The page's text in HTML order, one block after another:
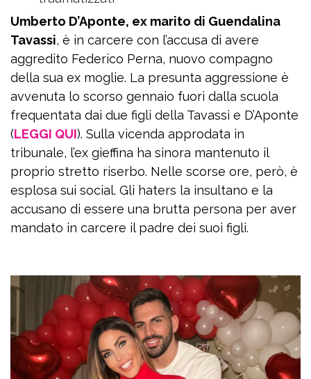
Umberto D’Aponte, ex marito di Guendalina
Tavassi, è in carcere con l’accusa di avere
aggredito Federico Perna, nuovo compagno
della sua ex moglie. La presunta aggressione è
avvenuta lo scorso gennaio fuori dalla scuola
frequentata dai due figli della Tavassi e D’Aponte
(LEGGI QUI). Sulla vicenda approdata in
tribunale, l’ex gieffina ha sinora mantenuto il
proprio stretto riserbo. Nelle scorse ore, però, è
esplosa sui social. Gli haters la insultano e la
accusano di essere una brutta persona per aver
mandato in carcere il padre dei suoi figli.